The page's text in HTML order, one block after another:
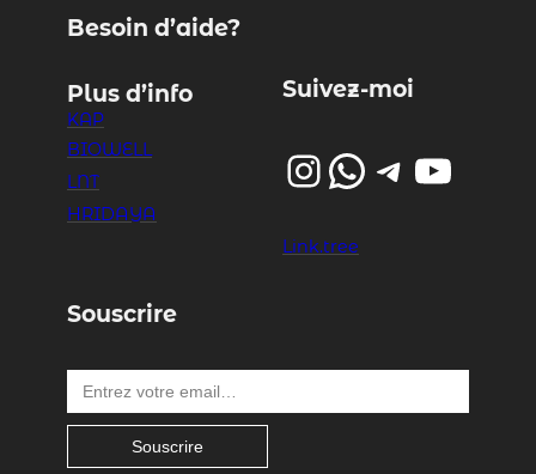
Besoin d’aide?
Plus d’info
KAP
BIOWELL
LNT
HRIDAYA
Suivez-moi
InstagramWhatsApp Telegram YouTube
Link.tree
Souscrire
Entrez votre email…
Souscrire